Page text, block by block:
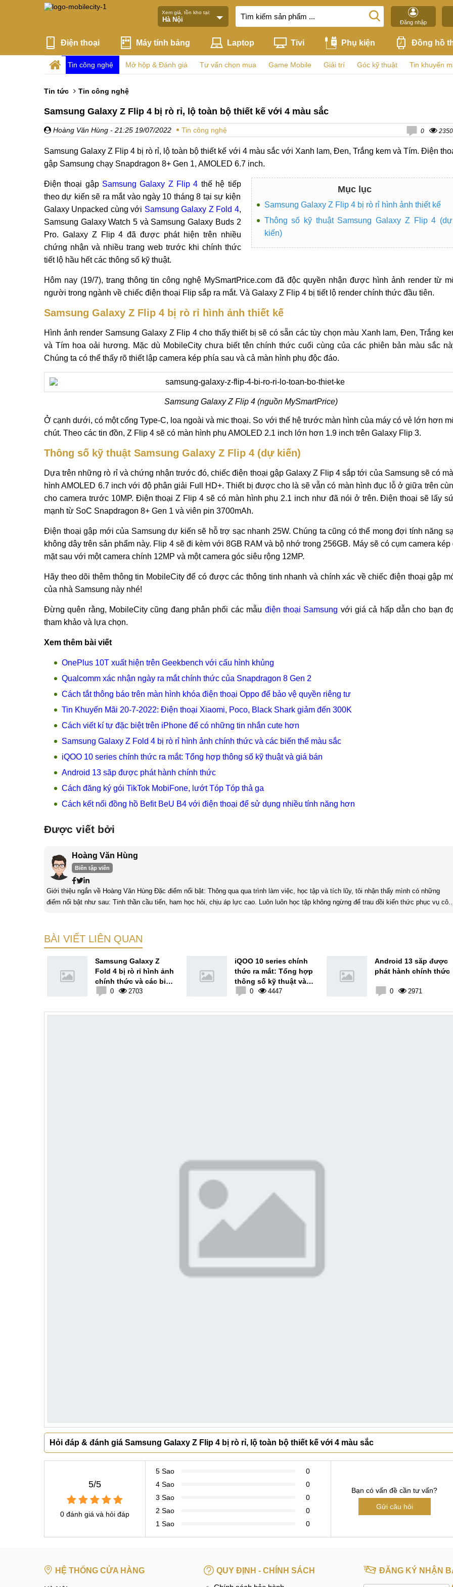
Xem giá, tồn kho tại:
Đăng nhập
Điện thoại Máy tính bảng Laptop Tivi Phụ kiện Đồng hồ
Tin công nghệ Mở hộp & Đánh giá Tư vấn chọn mua Game Mobile Giải trí Góc kỹ thuật Tin khuyến
Tin tức Tin công nghệ
Samsung Galaxy Z Flip 4 bị rò rỉ, lộ toàn bộ thiết kế với 4 màu sắc
Hoàng Văn Hùng - 21:25 19/07/2022 Tin công nghệ 0 2350
Samsung Galaxy Z Flip 4 bị rò rỉ, lộ toàn bộ thiết kế với 4 màu sắc với Xanh lam, Đen, Trắng kem và Tím. Điện
gập Samsung chạy Snapdragon 8+ Gen 1, AMOLED 6.7 inch.
Mục lục
Samsung Galaxy Z Flip 4 bị rò rỉ hình ảnh thiết kế
Thông số kỹ thuật Samsung Galaxy Z Flip 4 (dự
kiến)
Điện thoại gập Samsung Galaxy Z Flip 4 thế hệ tiếp
theo dự kiến ​​sẽ ra mắt vào ngày 10 tháng 8 tại sự kiện
Galaxy Unpacked cùng với Samsung Galaxy Z Fold 4,
Samsung Galaxy Watch 5 và Samsung Galaxy Buds 2
Pro. Galaxy Z Flip 4 đã được phát hiện trên nhiều
chứng nhận và nhiều trang web trước khi chính thức
tiết lộ hầu hết các thông số kỹ thuật.
Hôm nay (19/7), trang thông tin công nghệ MySmartPrice.com đã độc quyền nhận được hình ảnh render từ
người trong ngành về chiếc điện thoại Flip sắp ra mắt. Và Galaxy Z Flip 4 bị tiết lộ render chính thức đầu tiên.
Samsung Galaxy Z Flip 4 bị rò rỉ hình ảnh thiết kế
Hình ảnh render Samsung Galaxy Z Flip 4 cho thấy thiết bị sẽ có sẵn các tùy chọn màu Xanh lam, Đen, Trắng
và Tím hoa oải hương. Mặc dù MobileCity chưa biết tên chính thức cuối cùng của các phiên bản màu sắc
Chúng ta có thể thấy rõ thiết lập camera kép phía sau và cả màn hình phụ độc đáo.
Samsung Galaxy Z Flip 4 (nguồn MySmartPrice)
Ở cạnh dưới, có một cổng Type-C, loa ngoài và mic thoại. So với thế hệ trước màn hình của máy có vẻ lớn hơn
chút. Theo các tin đồn, Z Flip 4 sẽ có màn hình phụ AMOLED 2.1 inch lớn hơn 1.9 inch trên Galaxy Flip 3.
Thông số kỹ thuật Samsung Galaxy Z Flip 4 (dự kiến)
Dựa trên những rò rỉ và chứng nhận trước đó, chiếc điện thoại gập Galaxy Z Flip 4 sắp tới của Samsung sẽ có
hình AMOLED 6.7 inch với độ phân giải Full HD+. Thiết bị được cho là sẽ vẫn có màn hình đục lỗ ở giữa trên
cho camera trước 10MP. Điện thoại Z Flip 4 sẽ có màn hình phụ 2.1 inch như đã nói ở trên. Điện thoại sẽ lấy
mạnh từ SoC Snapdragon 8+ Gen 1 và viên pin 3700mAh.
Điện thoại gập mới của Samsung dự kiến ​​sẽ hỗ trợ sạc nhanh 25W. Chúng ta cũng có thể mong đợi tính năng
không dây trên sản phẩm này. Flip 4 sẽ đi kèm với 8GB RAM và bộ nhớ trong 256GB. Máy sẽ có cụm camera kép
mặt sau với một camera chính 12MP và một camera góc siêu rộng 12MP.
Hãy theo dõi thêm thông tin MobileCity để có được các thông tinh nhanh và chính xác về chiếc điện thoại gập
của nhà Samsung này nhé!
Đừng quên rằng, MobileCity cũng đang phân phối các mẫu điện thoại Samsung với giá cả hấp dẫn cho bạn
tham khảo và lựa chọn.
Xem thêm bài viết
OnePlus 10T xuất hiện trên Geekbench với cấu hình khủng
Qualcomm xác nhận ngày ra mắt chính thức của Snapdragon 8 Gen 2
Cách tắt thông báo trên màn hình khóa điện thoại Oppo để bảo vệ quyền riêng tư
Tin Khuyến Mãi 20-7-2022: Điện thoại Xiaomi, Poco, Black Shark giảm đến 300K
Cách viết kí tự đặc biệt trên iPhone để có những tin nhắn cute hơn
Samsung Galaxy Z Fold 4 bị rò rỉ hình ảnh chính thức và các biến thể màu sắc
iQOO 10 series chính thức ra mắt: Tổng hợp thông số kỹ thuật và giá bán
Android 13 săp được phát hành chính thức
Cách đăng ký gói TikTok MobiFone, lướt Tóp Tóp thả ga
Cách kết nối đồng hồ Befit BeU B4 với điện thoại để sử dụng nhiều tính năng hơn
Được viết bởi
Hoàng Văn Hùng
Biên tập viên
Giới thiệu ngắn về Hoàng Văn Hùng Đặc điểm nổi bật: Thông qua qua trình làm việc, học tập và tích lũy, tôi nhận thấy mình có những
điểm nổi bật như sau: Tinh thần cầu tiến, ham học hỏi, chịu áp lực cao. Luôn luôn học tập không ngừng để trau dồi kiến thức phục vụ công
BÀI VIẾT LIÊN QUAN
Samsung Galaxy Z
Fold 4 bị rò rỉ hình ảnh
chính thức và các biến
thể màu sắc
0 2703
iQOO 10 series chính
thức ra mắt: Tổng hợp
thông số kỹ thuật và
giá bán
0 4447
Android 13 săp được
phát hành chính thức
0 2971
Hỏi đáp & đánh giá Samsung Galaxy Z Flip 4 bị rò rỉ, lộ toàn bộ thiết kế với 4 màu sắc
5/5
0 đánh giá và hỏi đáp
5 Sao
0
4 Sao
0
3 Sao
0
2 Sao
0
1 Sao
0
Bạn có vấn đề cần tư vấn?
Gửi câu hỏi
HỆ THỐNG CỬA HÀNG
QUY ĐỊNH - CHÍNH SÁCH
ĐĂNG KÝ NHẬN